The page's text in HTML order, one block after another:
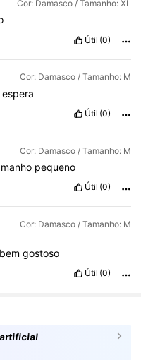
Cor: Damasco / Tamanho: XL
Útil (0)
Cor: Damasco / Tamanho: M
espera
Útil (0)
Cor: Damasco / Tamanho: M
pequeno
Útil (0)
Cor: Damasco / Tamanho: M
bemgostoso
Útil (0)